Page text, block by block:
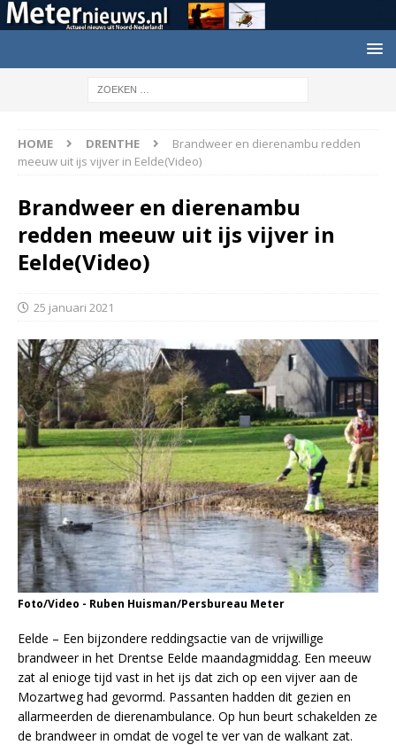
HOME DRENTHE
Brandweer en dierenambu redden
meeuw uit ijs vijver in Eelde(Video)
Brandweer en dierenambu
redden meeuw uit ijs vijver in
Eelde(Video)
25 januari 2021
Foto/Video - Ruben Huisman/Persbureau Meter
Eelde – Een bijzondere reddingsactie van de vrijwillige
brandweer in het Drentse Eelde maandagmiddag. Een meeuw
zat al enioge tijd vast in het ijs dat zich op een vijver aan de
Mozartweg had gevormd. Passanten hadden dit gezien en
allarmeerden de dierenambulance. Op hun beurt schakelden ze
de brandweer in omdat de vogel te ver van de walkant zat.